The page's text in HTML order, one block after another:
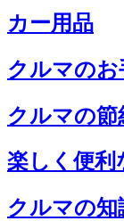
カー用品
クルマのお
クルマの節
楽しく便利
クルマの知